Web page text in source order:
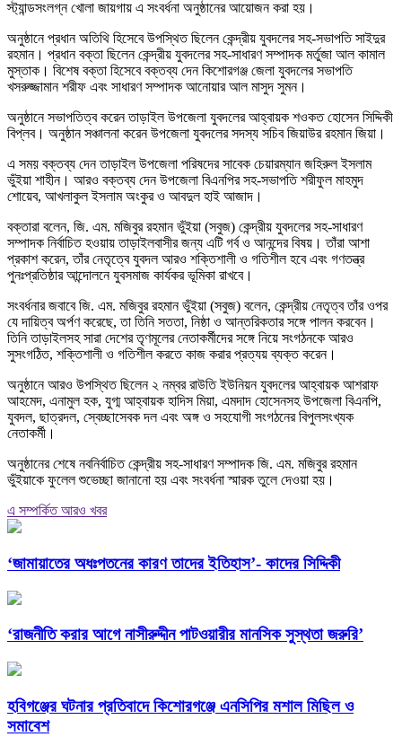
স্ট্যান্ডসংলগ্ন খোলা জায়গায় এ সংবর্ধনা অনুষ্ঠানের আয়োজন করা হয়।
অনুষ্ঠানে প্রধান অতিথি হিসেবে উপস্থিত ছিলেন কেন্দ্রীয় যুবদলের সহ-সভাপতি সাইদুর
রহমান। প্রধান বক্তা ছিলেন কেন্দ্রীয় যুবদলের সহ-সাধারণ সম্পাদক মর্তুজা আল কামাল
মুস্তাক। বিশেষ বক্তা হিসেবে বক্তব্য দেন কিশোরগঞ্জ জেলা যুবদলের সভাপতি
খসরুজ্জামান শরীফ এবং সাধারণ সম্পাদক আনোয়ার আল মাসুদ সুমন।
অনুষ্ঠানে সভাপতিত্ব করেন তাড়াইল উপজেলা যুবদলের আহ্বায়ক শওকত হোসেন সিদ্দিকী
বিপ্লব। অনুষ্ঠান সঞ্চালনা করেন উপজেলা যুবদলের সদস্য সচিব জিয়াউর রহমান জিয়া।
এ সময় বক্তব্য দেন তাড়াইল উপজেলা পরিষদের সাবেক চেয়ারম্যান জহিরুল ইসলাম
ভুঁইয়া শাহীন। আরও বক্তব্য দেন উপজেলা বিএনপির সহ-সভাপতি শরীফুল মাহমুদ
শোয়েব, আখলাকুল ইসলাম অংকুর ও আবদুল হাই আজাদ।
বক্তারা বলেন, জি. এম. মজিবুর রহমান ভুঁইয়া (সবুজ) কেন্দ্রীয় যুবদলের সহ-সাধারণ
সম্পাদক নির্বাচিত হওয়ায় তাড়াইলবাসীর জন্য এটি গর্ব ও আনন্দের বিষয়। তাঁরা আশা
প্রকাশ করেন, তাঁর নেতৃত্বে যুবদল আরও শক্তিশালী ও গতিশীল হবে এবং গণতন্ত্র
পুনঃপ্রতিষ্ঠার আন্দোলনে যুবসমাজ কার্যকর ভূমিকা রাখবে।
সংবর্ধনার জবাবে জি. এম. মজিবুর রহমান ভুঁইয়া (সবুজ) বলেন, কেন্দ্রীয় নেতৃত্ব তাঁর ওপর
যে দায়িত্ব অর্পণ করেছে, তা তিনি সততা, নিষ্ঠা ও আন্তরিকতার সঙ্গে পালন করবেন।
তিনি তাড়াইলসহ সারা দেশের তৃণমূলের নেতাকর্মীদের সঙ্গে নিয়ে সংগঠনকে আরও
সুসংগঠিত, শক্তিশালী ও গতিশীল করতে কাজ করার প্রত্যয় ব্যক্ত করেন।
অনুষ্ঠানে আরও উপস্থিত ছিলেন ২ নম্বর রাউতি ইউনিয়ন যুবদলের আহ্বায়ক আশরাফ
আহমেদ, এনামুল হক, যুগ্ম আহ্বায়ক হাদিস মিয়া, এমদাদ হোসেনসহ উপজেলা বিএনপি,
যুবদল, ছাত্রদল, স্বেচ্ছাসেবক দল এবং অঙ্গ ও সহযোগী সংগঠনের বিপুলসংখ্যক
নেতাকর্মী।
অনুষ্ঠানের শেষে নবনির্বাচিত কেন্দ্রীয় সহ-সাধারণ সম্পাদক জি. এম. মজিবুর রহমান
ভুঁইয়াকে ফুলেল শুভেচ্ছা জানানো হয় এবং সংবর্ধনা স্মারক তুলে দেওয়া হয়।
এ সম্পর্কিত আরও খবর
‘জামায়াতের অধঃপতনের কারণ তাদের ইতিহাস’- কাদের সিদ্দিকী
‘রাজনীতি করার আগে নাসীরুদ্দীন পাটওয়ারীর মানসিক সুস্থতা জরুরি’
হবিগঞ্জের ঘটনার প্রতিবাদে কিশোরগঞ্জে এনসিপির মশাল মিছিল ও
সমাবেশ